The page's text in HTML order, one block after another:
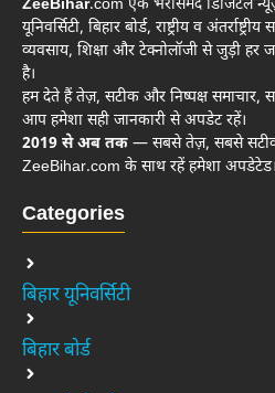
ZeeBihar.com एक भरोसेमंद डिजिटल
यूनिवर्सिटी, बिहार बोर्ड, राष्ट्रीय व
व्यवसाय, शिक्षा और टेक्नोलॉजी से जुड़ी हर
है।
हम देते हैं तेज़, सटीक और निष्पक्ष समाचार,
आप हमेशा सही जानकारी से अपडेट रहें।
2019 से अब तक — सबसे तेज़, सबसे
ZeeBihar.com के साथ रहें हमेशा अपडेटेड।
Categories
बिहार यूनिवर्सिटी
बिहार बोर्ड